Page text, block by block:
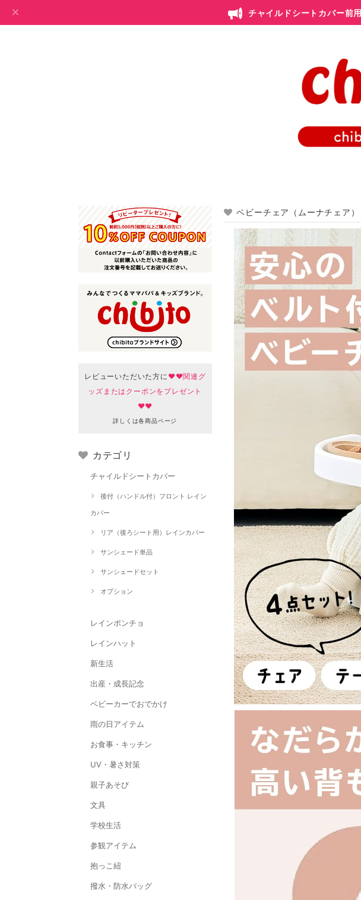
チャイルドシートカバー前
レビューいただいた方に ♥♥関連グ
ッズまたはクーポンをプレゼント
♥♥
詳しくは各商品ページ
カテゴリ
チャイルドシートカバー
後付（ハンドル付）フロント レイン
カバー
リア（後ろシート用）レインカバー
サンシェード単品
サンシェードセット
オプション
レインポンチョ
レインハット
新生活
出産・成長記念
ベビーカーでおでかけ
雨の日アイテム
お食事・キッチン
UV・暑さ対策
親子あそび
文具
学校生活
参観アイテム
抱っこ紐
撥水・防水バッグ
ベビーチェア（ムーナチェア